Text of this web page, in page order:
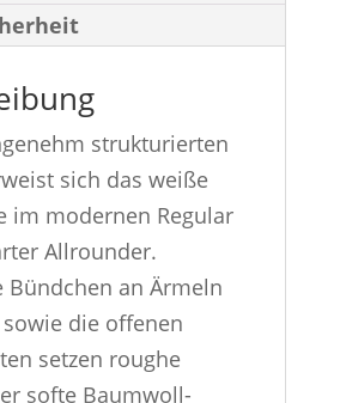
strukturierten
sich das weiße
im modernen Regular
Allrounder.
Bündchen an Ärmeln
die offenen
setzen roughe
softe Baumwoll-